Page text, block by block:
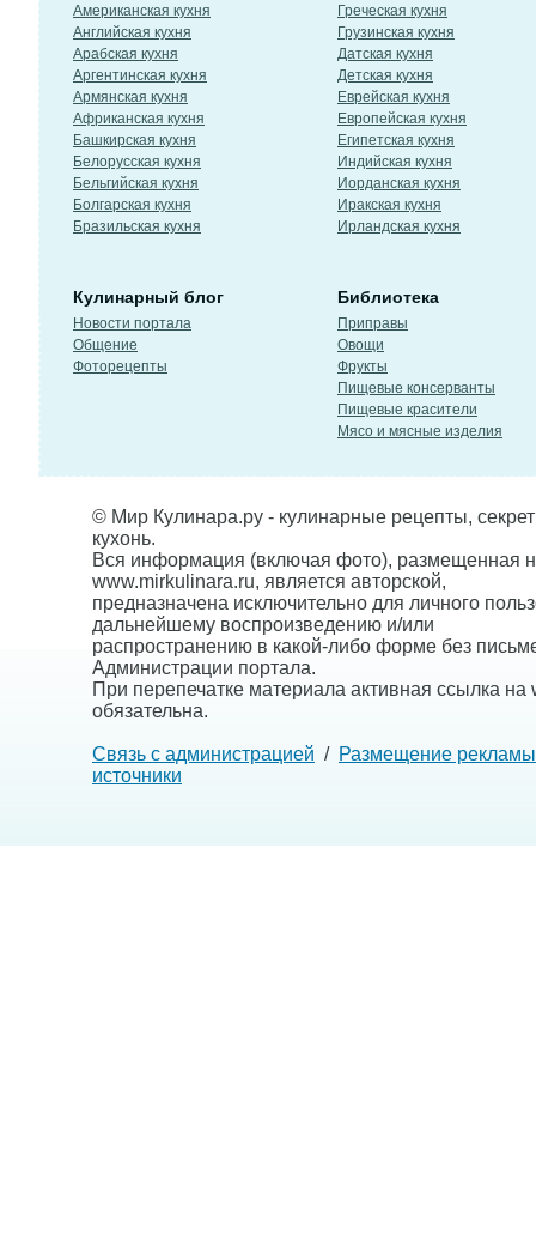
Американская кухня
Английская кухня
Арабская кухня
Аргентинская кухня
Армянская кухня
Африканская кухня
Башкирская кухня
Белорусская кухня
Бельгийская кухня
Болгарская кухня
Бразильская кухня
Греческая кухня
Грузинская кухня
Датская кухня
Детская кухня
Еврейская кухня
Европейская кухня
Египетская кухня
Индийская кухня
Иорданская кухня
Иракская кухня
Ирландская кухня
Кулинарный блог
Новости портала
Общение
Фоторецепты
Библиотека
Приправы
Овощи
Фрукты
Пищевые консерванты
Пищевые красители
Мясо и мясные изделия
© Мир Кулинара.ру - кулинарные рецепты,
кухонь.
Вся информация (включая фото), размещенная
www.mirkulinara.ru, является авторской,
предназначена исключительно для личного
дальнейшему воспроизведению и/или
распространению в какой-либо форме без
Администрации портала.
При перепечатке материала активная ссылка на
обязательна.
Связь с администрацией / Размещение рекламы
источники